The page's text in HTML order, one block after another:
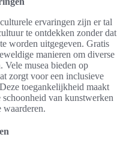
ervaringen zijn er tal
te ontdekken zonder dat
worden uitgegeven. Gratis
manieren om diverse
Vele musea bieden op
zorgt voor een inclusieve
toegankelijkheid maakt
van kunstwerken
waarderen.